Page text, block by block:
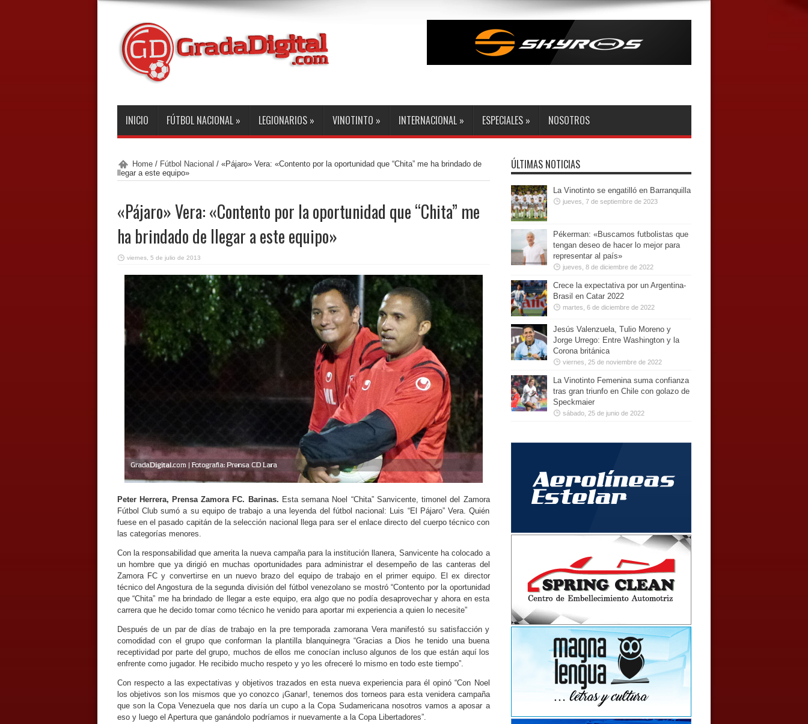
INICIO FÚTBOL NACIONAL » LEGIONARIOS » VINOTINTO » INTERNACIONAL » ESPECIALES » NOSOTROS
Home/ Fútbol Nacional / «Pájaro» Vera: «Contento por la oportunidad que “Chita” me ha brindado de
llegar a este equipo»
«Pájaro» Vera: «Contento por la oportunidad que “Chita” me
ha brindado de llegar a este equipo»
viernes, 5 de julio de 2013
Peter Herrera, Prensa Zamora FC. Barinas. Esta semana Noel “Chita” Sanvicente, timonel del Zamora
Fútbol Club sumó a su equipo de trabajo a una leyenda del fútbol nacional: Luis “El Pájaro” Vera. Quién
fuese en el pasado capitán de la selección nacional llega para ser el enlace directo del cuerpo técnico con
las categorías menores.
Con la responsabilidad que amerita la nueva campaña para la institución llanera, Sanvicente ha colocado a
un hombre que ya dirigió en muchas oportunidades para administrar el desempeño de las canteras del
Zamora FC y convertirse en un nuevo brazo del equipo de trabajo en el primer equipo. El ex director
técnico del Angostura de la segunda división del fútbol venezolano se mostró “Contento por la oportunidad
que “Chita” me ha brindado de llegar a este equipo, era algo que no podía desaprovechar y ahora en esta
carrera que he decido tomar como técnico he venido para aportar mi experiencia a quien lo necesite”
Después de un par de días de trabajo en la pre temporada zamorana Vera manifestó su satisfacción y
comodidad con el grupo que conforman la plantilla blanquinegra “Gracias a Dios he tenido una buena
receptividad por parte del grupo, muchos de ellos me conocían incluso algunos de los que están aquí los
enfrente como jugador. He recibido mucho respeto y yo les ofreceré lo mismo en todo este tiempo”.
Con respecto a las expectativas y objetivos trazados en esta nueva experiencia para él opinó “Con Noel
los objetivos son los mismos que yo conozco ¡Ganar!, tenemos dos torneos para esta venidera campaña
que son la Copa Venezuela que nos daría un cupo a la Copa Sudamericana nosotros vamos a aposar a
eso y luego el Apertura que ganándolo podríamos ir nuevamente a la Copa Libertadores”.
ÚLTIMAS NOTICIAS
La Vinotinto se engatilló en Barranquilla
jueves, 7 de septiembre de 2023
Pékerman: «Buscamos futbolistas que
tengan deseo de hacer lo mejor para
representar al país»
jueves, 8 de diciembre de 2022
Crece la expectativa por un Argentina-
Brasil en Catar 2022
martes, 6 de diciembre de 2022
Jesús Valenzuela, Tulio Moreno y
Jorge Urrego: Entre Washington y la
Corona británica
viernes, 25 de noviembre de 2022
La Vinotinto Femenina suma confianza
tras gran triunfo en Chile con golazo de
Speckmaier
sábado, 25 de junio de 2022